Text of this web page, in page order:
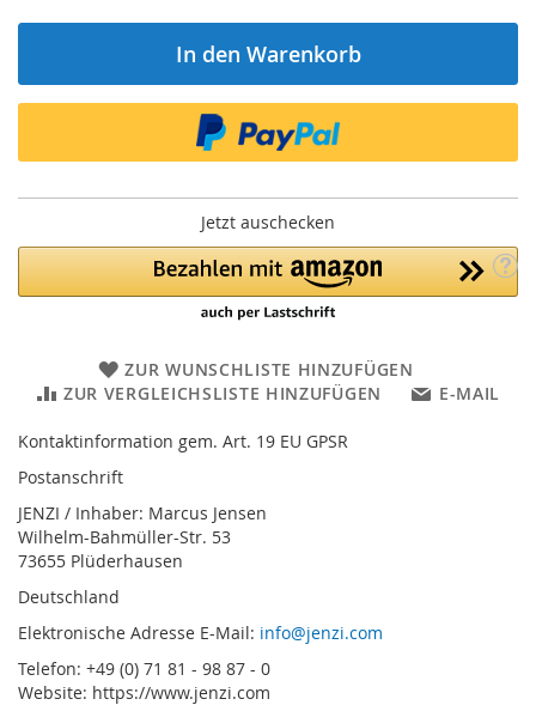
In den Warenkorb
Jetzt auschecken
ZUR WUNSCHLISTE HINZUFÜGEN
ZUR VERGLEICHSLISTE HINZUFÜGEN
E-MAIL
Kontaktinformation gem. Art. 19 EU GPSR
Postanschrift
JENZI / Inhaber: Marcus Jensen
Wilhelm-Bahmüller-Str. 53
73655 Plüderhausen
Deutschland
Elektronische Adresse E-Mail: info@jenzi.com
Telefon: +49 (0) 71 81 - 98 87 - 0
Website: https://www.jenzi.com